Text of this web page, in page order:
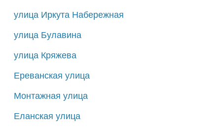
улица Иркута Набережная
улица Булавина
улица Кряжева
Ереванская улица
Монтажная улица
Еланская улица